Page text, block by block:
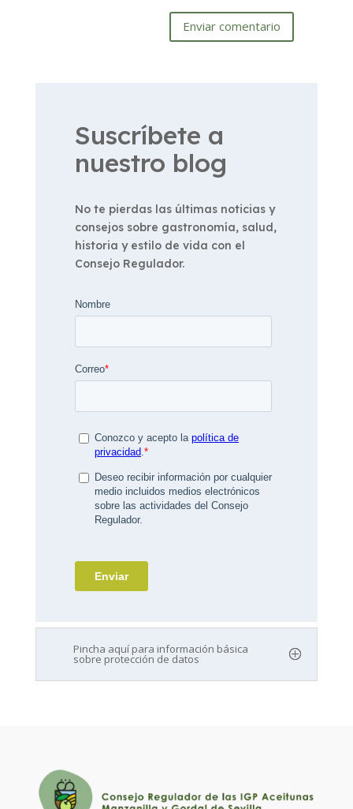
Enviar comentario
Suscríbete a
nuestro blog
No te pierdas las últimas noticias y
consejos sobre gastronomía, salud,
historia y estilo de vida con el
Consejo Regulador.
Pincha aquí para información básica
sobre protección de datos